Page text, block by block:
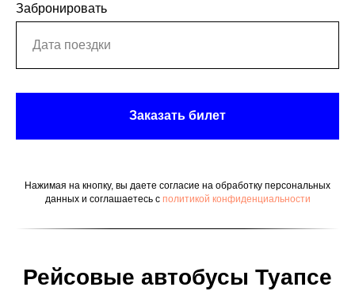
Забронировать
Заказать билет
Нажимая на кнопку, вы даете согласие на обработку персональных
данных и соглашаетесь c политикой конфиденциальности
Рейсовые автобусы Туапсе